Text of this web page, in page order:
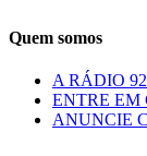
Quem somos
A RÁDIO
ENTRE EM
ANUNCIE